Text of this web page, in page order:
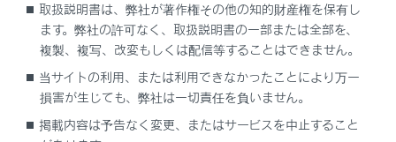
合わせて見られているページ
取扱説明書は、弊社が著作権その他の知的財産権を保有し
ます。弊社の許可なく、取扱説明書の一部または全部を、
複製、複写、改変もしくは配信等することはできません。
当サイトの利用、または利用できなかったことにより万一
損害が生じても、弊社は一切責任を負いません。
掲載内容は予告なく変更、またはサービスを中止すること